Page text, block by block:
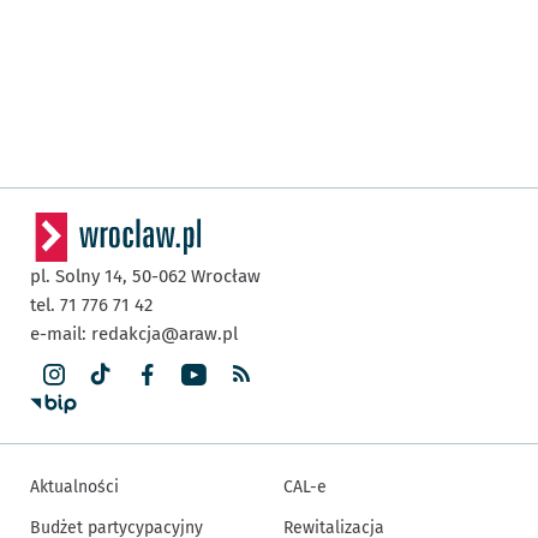
pl. Solny 14, 50-062 Wrocław
tel. 71 776 71 42
e-mail: redakcja@araw.pl
Aktualności
Budżet partycypacyjny
CAL-e
Rewitalizacja